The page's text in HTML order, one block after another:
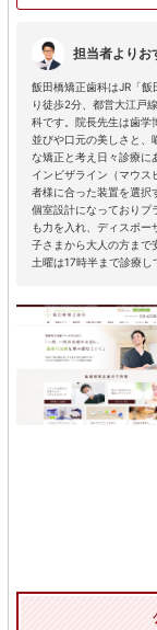
担当者よりお
飯田橋矯正歯科はJR「
り徒歩2分、都営大江戸
科です。院長先生は歯学
並びや口元の美しさと、
な矯正と考え日々診療に
インビザライン（マウス
者様に合った装置を選択
個室設計になっておりプ
も力を入れ、ディスポ
子さまから大人の方まで
土曜は17時半まで診療し